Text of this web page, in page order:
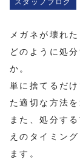
スタッフブログ
メガネが壊れ
どのように処
か。
単に捨てるだ
た適切な方法
また、処分す
えのタイミン
ます。